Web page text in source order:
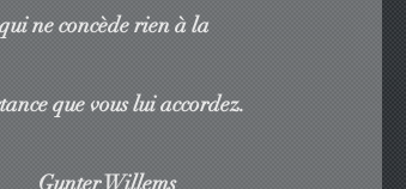
ne concède rien à la
que vous lui accordez.